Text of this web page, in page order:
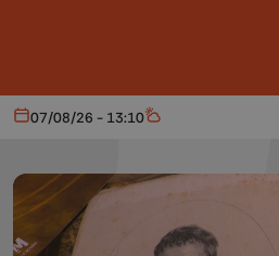
Aujourd'hui
07/08/26 - 13:10 Météo